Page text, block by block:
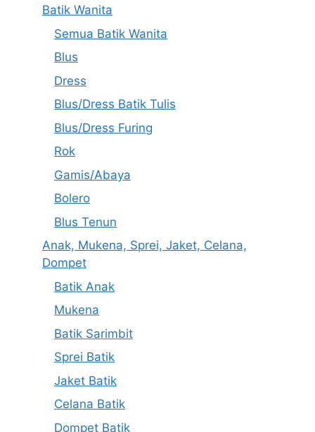
Batik Wanita
Semua Batik Wanita
Blus
Dress
Blus/Dress Batik Tulis
Blus/Dress Furing
Rok
Gamis/Abaya
Bolero
Blus Tenun
Anak, Mukena, Sprei, Jaket, Celana,
Dompet
Batik Anak
Mukena
Batik Sarimbit
Sprei Batik
Jaket Batik
Celana Batik
Dompet Batik